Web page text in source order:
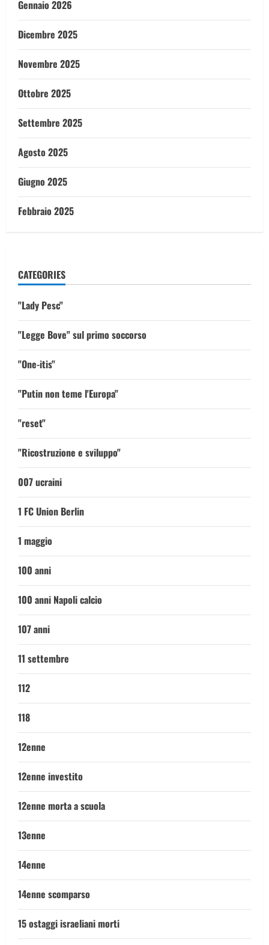
Gennaio 2026
Dicembre 2025
Novembre 2025
Ottobre 2025
Settembre 2025
Agosto 2025
Giugno 2025
Febbraio 2025
CATEGORIES
"Lady Pesc"
"Legge Bove" sul primo soccorso
"One-itis"
"Putin non teme l'Europa"
"reset"
"Ricostruzione e sviluppo"
007 ucraini
1 FC Union Berlin
1 maggio
100 anni
100 anni Napoli calcio
107 anni
11 settembre
112
118
12enne
12enne investito
12enne morta a scuola
13enne
14enne
14enne scomparso
15 ostaggi israeliani morti